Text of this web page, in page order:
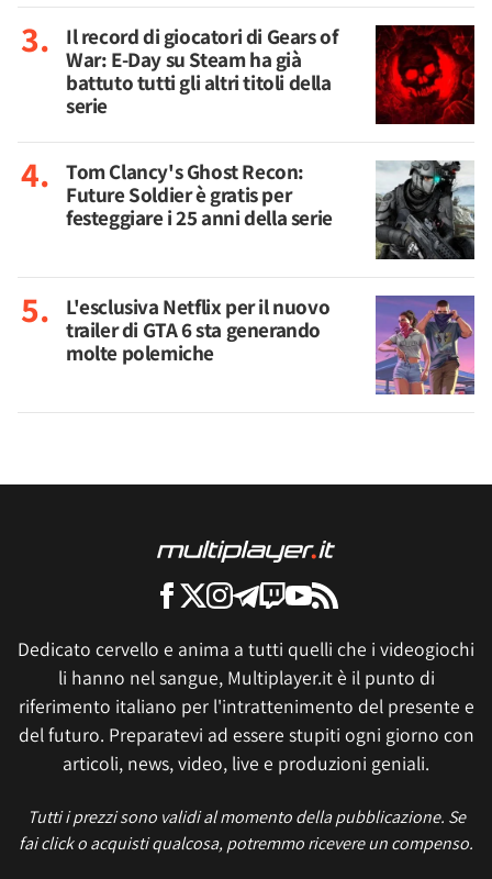
Il record di giocatori di Gears of
War: E-Day su Steam ha già
battuto tutti gli altri titoli della
serie
Tom Clancy's Ghost Recon:
Future Soldier è gratis per
festeggiare i 25 anni della serie
L'esclusiva Netflix per il nuovo
trailer di GTA 6 sta generando
molte polemiche
Dedicato cervello e anima a tutti quelli che i videogiochi
li hanno nel sangue, Multiplayer.it è il punto di
riferimento italiano per l'intrattenimento del presente e
del futuro. Preparatevi ad essere stupiti ogni giorno con
articoli, news, video, live e produzioni geniali.
Tutti i prezzi sono validi al momento della pubblicazione. Se
fai click o acquisti qualcosa, potremmo ricevere un compenso.